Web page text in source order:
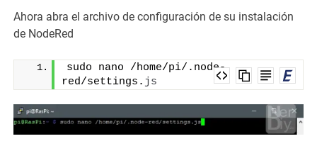
Ahora abra el archivo de configuración de su instalación
de NodeRed
sudo nano /home/pi/.node-
red/settings. js